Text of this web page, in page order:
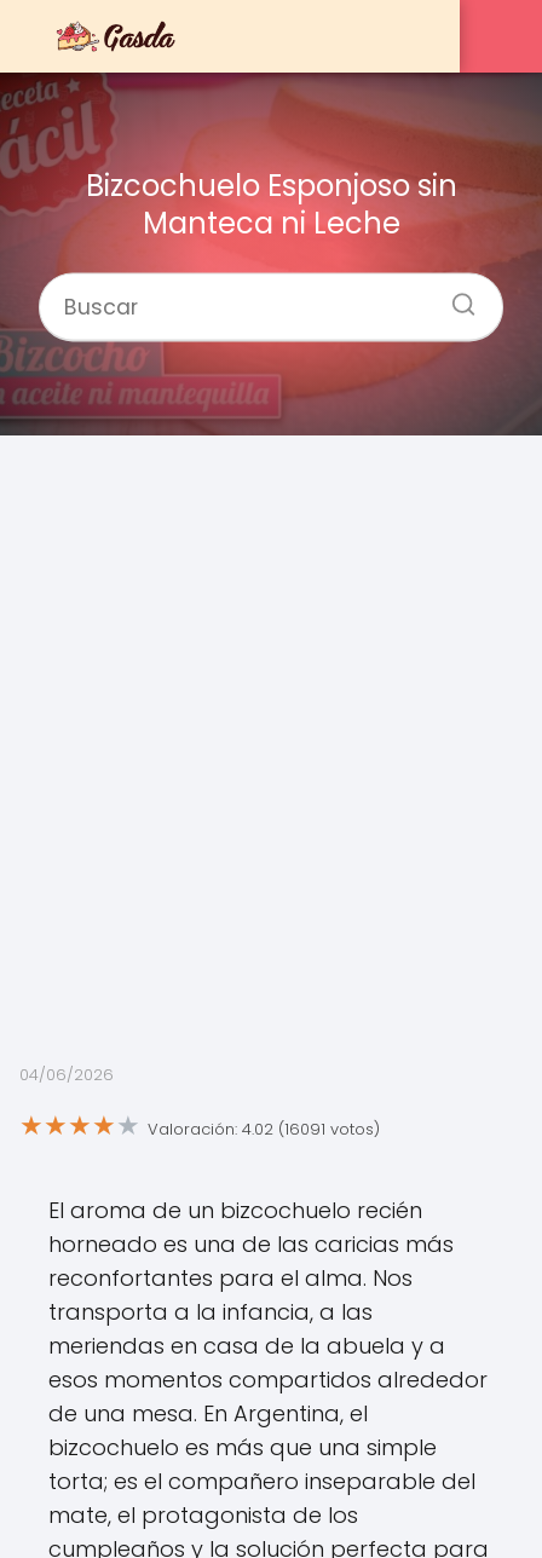
Bizcochuelo Esponjoso sin
Manteca ni Leche
04/06/2026
★★★★★ Valoración: 4.02 (16091 votos)
El aroma de un bizcochuelo recién
horneado es una de las caricias más
reconfortantes para el alma. Nos
transporta a la infancia, a las
meriendas en casa de la abuela y a
esos momentos compartidos alrededor
de una mesa. En Argentina, el
bizcochuelo es más que una simple
torta; es el compañero inseparable del
mate, el protagonista de los
cumpleaños y la solución perfecta para